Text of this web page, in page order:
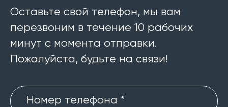
Оставьте свой телефон, мы вам
перезвоним в течение 10 рабочих
минут с момента отправки.
Пожалуйста, будьте на связи!
Номер телефона *